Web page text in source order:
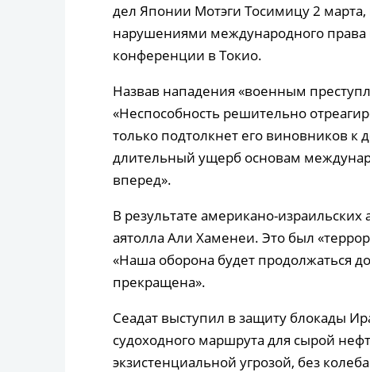
дел Японии Мотэги Тосимицу 2
нарушениями международного права
конференции в Токио.
Назвав нападения «военным
«Неспособность решительно
только подтолкнет его виновников
длительный ущерб основам
вперед».
В результате американо-
аятолла Али Хаменеи. Это был
«Наша оборона будет продолжаться
прекращена».
Сеадат выступил в защиту блокады
судоходного маршрута для сырой
экзистенциальной угрозой, без